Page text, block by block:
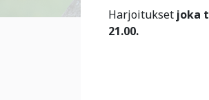
Harjoitukset joka
21.00.